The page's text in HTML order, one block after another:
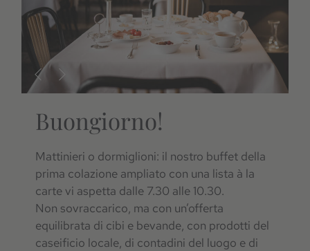
Buongiorno!
Mattinieri o dormiglioni: il nostro buffet della
prima colazione ampliato con una lista à la
carte vi aspetta dalle 7.30 alle 10.30.
Non sovraccarico, ma con un’offerta
equilibrata di cibi e bevande, con prodotti del
caseificio locale, di contadini del luogo e di